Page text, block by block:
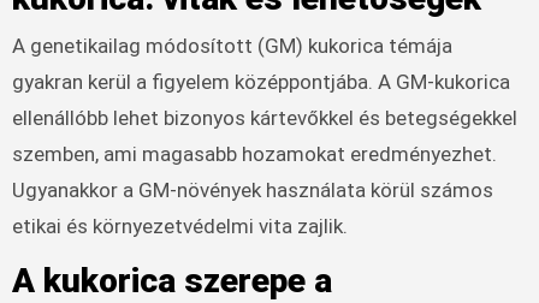
A genetikailag módosított (GM) kukorica témája
gyakran kerül a figyelem középpontjába. A GM-kukorica
ellenállóbb lehet bizonyos kártevőkkel és betegségekkel
szemben, ami magasabb hozamokat eredményezhet.
Ugyanakkor a GM-növények használata körül számos
etikai és környezetvédelmi vita zajlik.
A kukorica szerepe a